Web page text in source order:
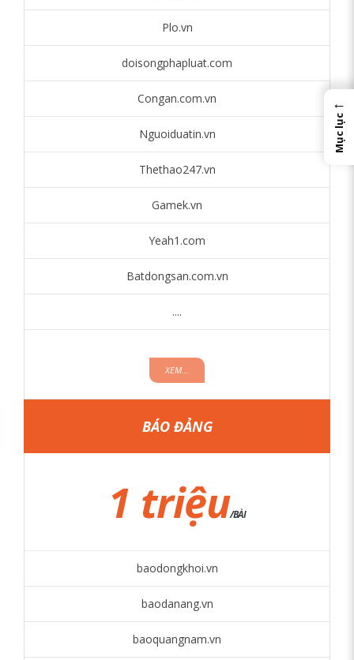
Plo.vn
doisongphapluat.com
Congan.com.vn
Nguoiduatin.vn
Thethao247.vn
Gamek.vn
Yeah1.com
Batdongsan.com.vn
....
XEM...
BÁO ĐẢNG
1 triệu/BÀI
baodongkhoi.vn
baodanang.vn
baoquangnam.vn
←
Mục lục